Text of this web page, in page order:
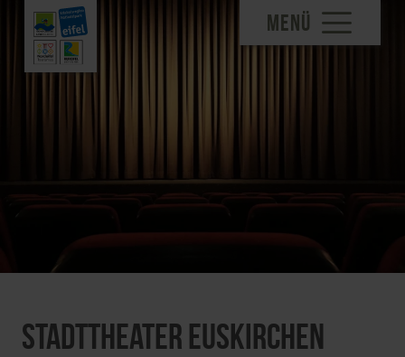
MENÜ
Stadttheater Euskirchen